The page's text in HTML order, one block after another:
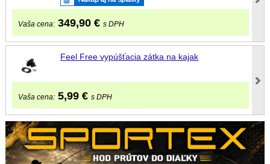
Vaša cena: 349,90 € s DPH
Feel Free vypúšťacia zátka na kajak
Vaša cena: 5,99 € s DPH